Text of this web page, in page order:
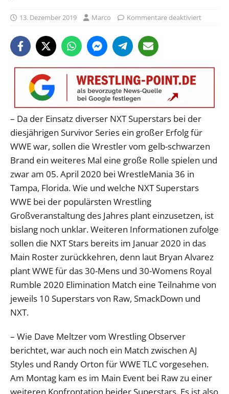
13. Dezember 2019 Marco Kommentare deaktiviert
– Da der Einsatz diverser NXT Superstars bei der
diesjährigen Survivor Series ein großer Erfolg für
WWE war, sollen die Wrestler vom gelb-schwarzen
Brand ein weiteres Mal eine große Rolle spielen und
zwar am 05. April 2020 bei WrestleMania 36 in
Tampa, Florida. Wie und welche NXT Superstars
WWE bei der populärsten Wrestling
Großveranstaltung des Jahres plant einzusetzen, ist
bislang noch unklar. Weiteren Informationen zufolge
sollen die NXT Stars bereits im Januar 2020 in das
Main Roster zurückkehren, denn laut Bryan Alvarez
plant WWE für das 30-Mens und 30-Womens Royal
Rumble 2020 Elimination Match eine Teilnahme von
jeweils 10 Superstars von Raw, SmackDown und
NXT.
– Wie Dave Meltzer vom Wrestling Observer
berichtet, war auch noch ein Match zwischen AJ
Styles und Randy Orton für WWE TLC vorgesehen.
Am Montag kam es im Main Event bei Raw zu einer